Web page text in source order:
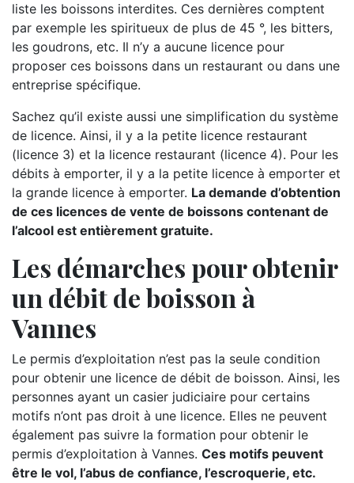
liste les boissons interdites. Ces dernières comptent
par exemple les spiritueux de plus de 45 °, les bitters,
les goudrons, etc. Il n’y a aucune licence pour
proposer ces boissons dans un restaurant ou dans une
entreprise spécifique.
Sachez qu’il existe aussi une simplification du système
de licence. Ainsi, il y a la petite licence restaurant
(licence 3) et la licence restaurant (licence 4). Pour les
débits à emporter, il y a la petite licence à emporter et
la grande licence à emporter. La demande d’obtention
de ces licences de vente de boissons contenant de
l’alcool est entièrement gratuite.
Les démarches pour obtenir
un débit de boisson à
Vannes
Le permis d’exploitation n’est pas la seule condition
pour obtenir une licence de débit de boisson. Ainsi, les
personnes ayant un casier judiciaire pour certains
motifs n’ont pas droit à une licence. Elles ne peuvent
également pas suivre la formation pour obtenir le
permis d’exploitation à Vannes. Ces motifs peuvent
être le vol, l’abus de confiance, l’escroquerie, etc.